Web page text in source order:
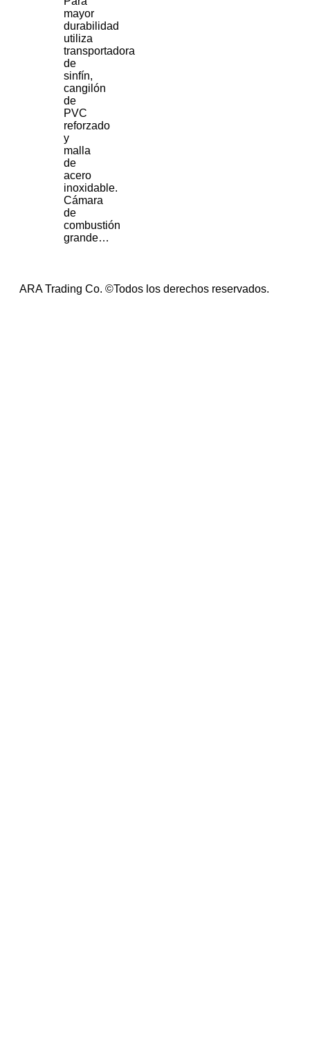
mayor
durabilidad
utiliza
transportadora
de
sinfín,
cangilón
de
PVC
reforzado
y
malla
de
acero
inoxidable.
Cámara
de
combustión
grande…
ARA Trading Co. ©Todos los derechos reservados.